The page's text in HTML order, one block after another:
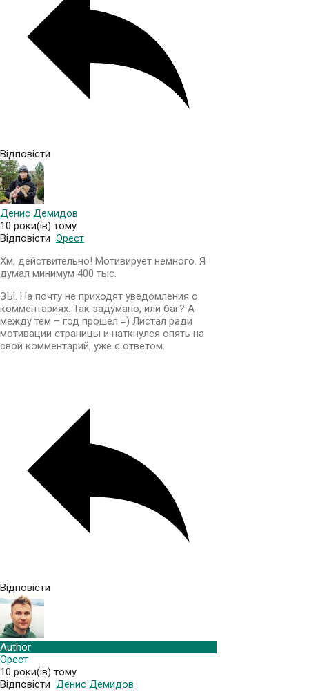
Відповісти
Денис Демидов
10 роки(ів) тому
Відповісти Орест
Хм, действительно! Мотивирует немного. Я
думал минимум 400 тыс.
ЗЫ. На почту не приходят уведомления о
комментариях. Так задумано, или баг? А
между тем – год прошел =) Листал ради
мотивации страницы и наткнулся опять на
свой комментарий, уже с ответом.
Відповісти
Author
Орест
10 роки(ів) тому
Відповісти Денис Демидов